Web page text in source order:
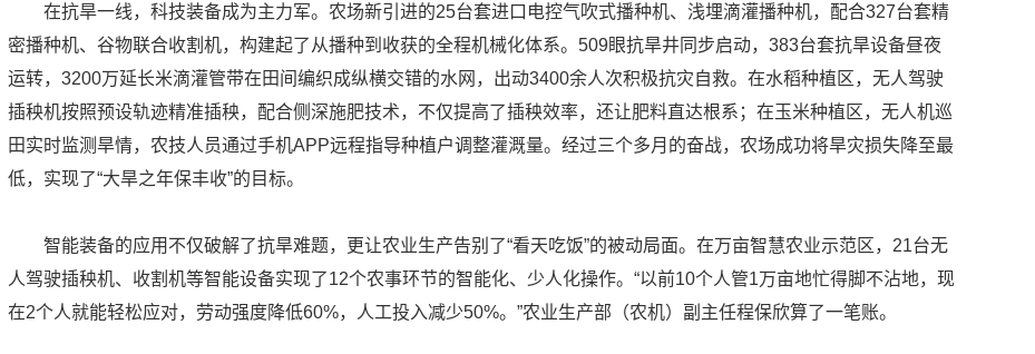
在抗旱一线，科技装备成为主力军。农场新引进的25台套进口电控气吹式播种机、浅埋滴灌播种机，配合327台套精
密播种机、谷物联合收割机，构建起了从播种到收获的全程机械化体系。509眼抗旱井同步启动，383台套抗旱设备昼夜
运转，3200万延长米滴灌管带在田间编织成纵横交错的水网，出动3400余人次积极抗灾自救。在水稻种植区，无人驾驶
插秧机按照预设轨迹精准插秧，配合侧深施肥技术，不仅提高了插秧效率，还让肥料直达根系；在玉米种植区，无人机巡
田实时监测旱情，农技人员通过手机APP远程指导种植户调整灌溉量。经过三个多月的奋战，农场成功将旱灾损失降至最
低，实现了“大旱之年保丰收”的目标。
智能装备的应用不仅破解了抗旱难题，更让农业生产告别了“看天吃饭”的被动局面。在万亩智慧农业示范区，21台无
人驾驶插秧机、收割机等智能设备实现了12个农事环节的智能化、少人化操作。“以前10个人管1万亩地忙得脚不沾地，现
在2个人就能轻松应对，劳动强度降低60%，人工投入减少50%。”农业生产部（农机）副主任程保欣算了一笔账。